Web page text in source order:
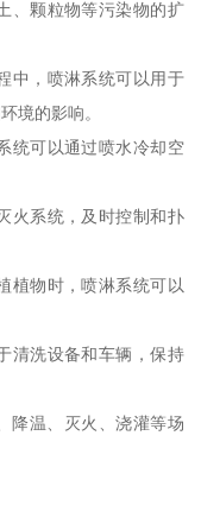
、颗粒物等污染物的扩
中，喷淋系统可以用于
境的影响。
统可以通过喷水冷却空
火系统，及时控制和扑
植物时，喷淋系统可以
清洗设备和车辆，保持
降温、灭火、浇灌等场